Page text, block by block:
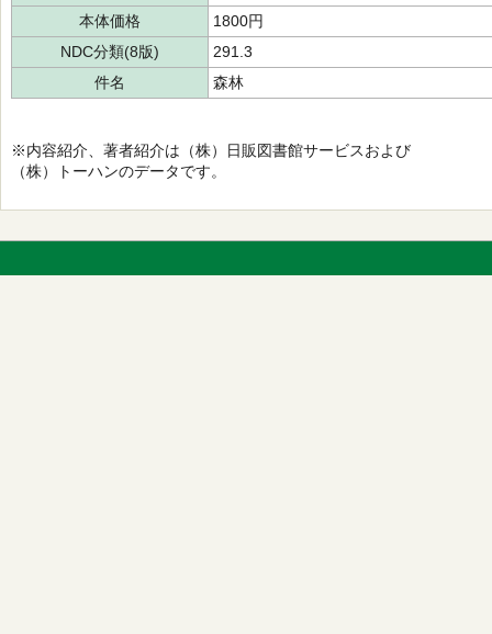
本体価格
1800円
NDC分類(8版)
291.3
件名
森林
※内容紹介、著者紹介は（株）日販図書館サービスおよび
（株）トーハンのデータです。